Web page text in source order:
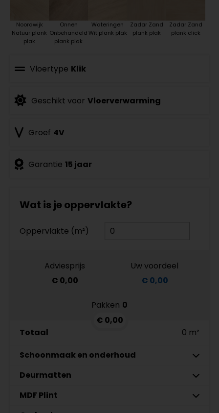
Noordwijk
Natuur plank
plak
Onnen
Onbehandeld
plank plak
Wateringen
Wit plank plak
Zadar Zand
plank plak
Zadar Zand
plank click
Vloertype Klik
Geschikt voor Vloerverwarming
Groef 4V
Garantie 15 jaar
Wat is je oppervlakte?
Oppervlakte (m²)
Adviesprijs
€ 0,00
Uw voordeel
€ 0,00
Pakken 0
€ 0,00
Totaal
0 m²
Schoonmaak en onderhoud
Co-Pro Schoonmaak en
€ 19,95 p/st
Aantal
Deurmatten
Gelasta Xtreme SDN carbon 99 Meter
MDF Plint